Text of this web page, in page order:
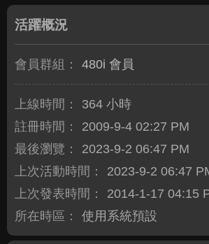
活躍概況
會員群組： 480i 會員
上線時間：
364 小時
註冊時間：
2009-9-4 02:27 PM
最後瀏覽：
2023-9-2 06:47 PM
上次活動時間：
2023-9-2 06:47
上次發表時間：
2014-1-17 04:15
所在時區：
使用系統預設